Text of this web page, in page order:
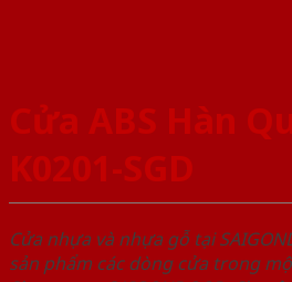
Cửa ABS Hàn
K0201-SGD
Cửa nhựa và nhựa gỗ tại
sản phẩm các dòng cửa trong